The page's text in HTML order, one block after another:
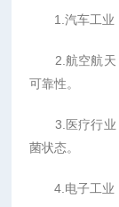
1.汽车工业：
2.航空航天：
可靠性。
3.医疗行业：
菌状态。
4.电子工业：